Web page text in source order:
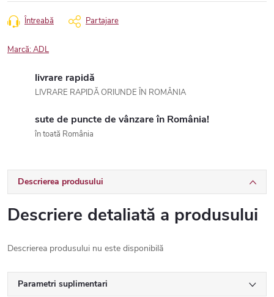
Întreabă Partajare
Marcă:ADL
livrare rapidă
LIVRARE RAPIDĂ ORIUNDE ÎN ROMÂNIA
sute de puncte de vânzare în România!
în toată România
Descrierea produsului
Descriere detaliată a produsului
Descrierea produsului nu este disponibilă
Parametri suplimentari